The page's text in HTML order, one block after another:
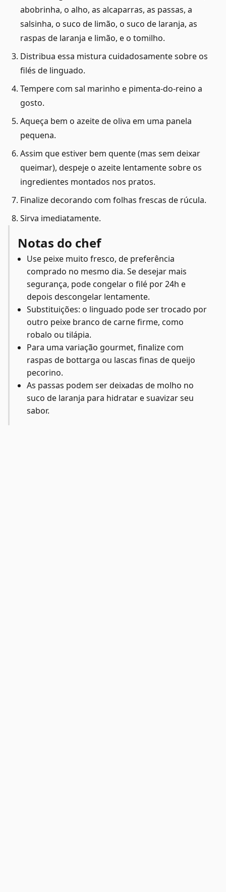
abobrinha, o alho, as alcaparras, as passas, a
salsinha, o suco de limão, o suco de laranja, as
raspas de laranja e limão, e o tomilho.
Distribua essa mistura cuidadosamente sobre os
filés de linguado.
Tempere com sal marinho e pimenta-do-reino a
gosto.
Aqueça bem o azeite de oliva em uma panela
pequena.
Assim que estiver bem quente (mas sem deixar
queimar), despeje o azeite lentamente sobre os
ingredientes montados nos pratos.
Finalize decorando com folhas frescas de rúcula.
Sirva imediatamente.
Notas do chef
Use peixe muito fresco, de preferência
comprado no mesmo dia. Se desejar mais
segurança, pode congelar o filé por 24h e
depois descongelar lentamente.
Substituições: o linguado pode ser trocado por
outro peixe branco de carne firme, como
robalo ou tilápia.
Para uma variação gourmet, finalize com
raspas de bottarga ou lascas finas de queijo
pecorino.
As passas podem ser deixadas de molho no
suco de laranja para hidratar e suavizar seu
sabor.